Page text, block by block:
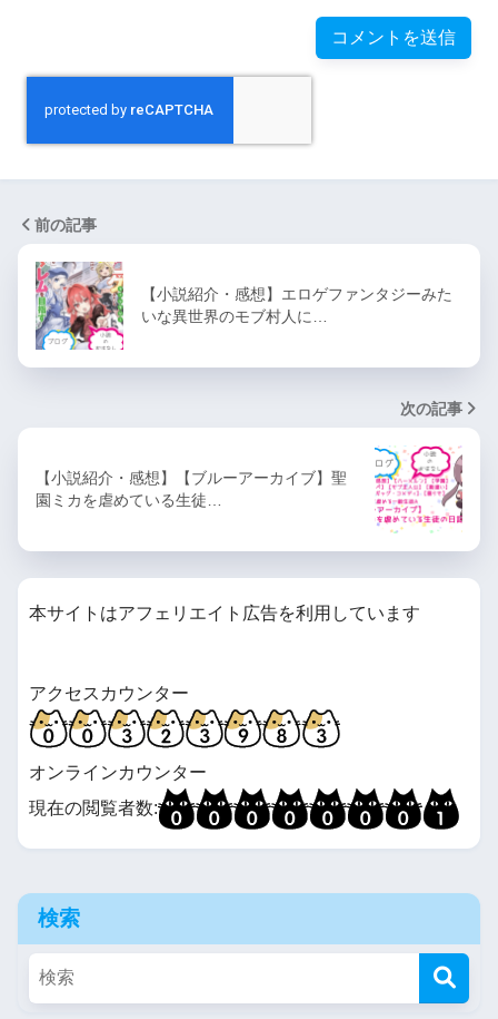
前の記事
【小説紹介・感想】エロゲファンタジーみた
いな異世界のモブ村人に…
次の記事
【小説紹介・感想】【ブルーアーカイブ】聖
園ミカを虐めている生徒…
本サイトはアフェリエイト広告を利用しています
アクセスカウンター
オンラインカウンター
現在の閲覧者数:
検索